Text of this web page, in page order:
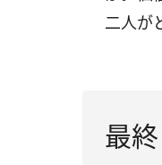
二人が
最